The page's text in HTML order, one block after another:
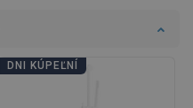
DNI KÚPEĽNÍ